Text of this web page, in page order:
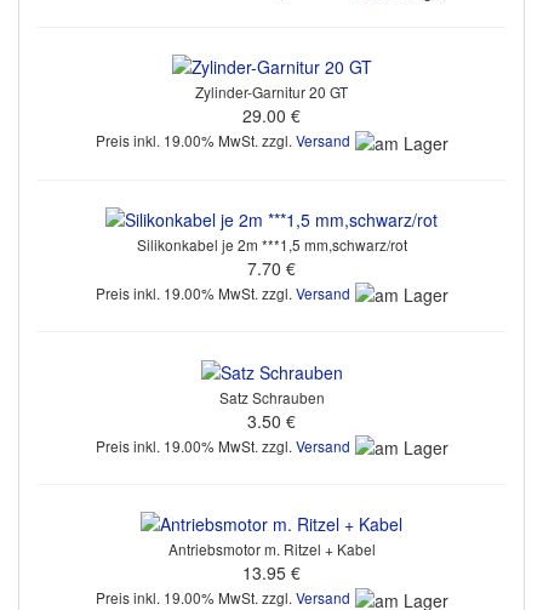
Zylinder-Garnitur 20 GT
29.00 €
Preis inkl. 19.00% MwSt. zzgl. Versand
Silikonkabel je 2m ***1,5 mm,schwarz/rot
7.70 €
Preis inkl. 19.00% MwSt. zzgl. Versand
Satz Schrauben
3.50 €
Preis inkl. 19.00% MwSt. zzgl. Versand
Antriebsmotor m. Ritzel + Kabel
13.95 €
Preis inkl. 19.00% MwSt. zzgl. Versand